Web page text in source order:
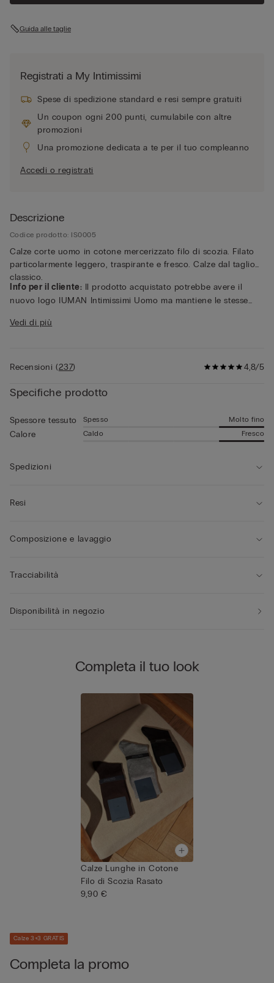
Guida alle taglie
Registrati a My Intimissimi
Spese di spedizione standard e resi sempre gratuiti
Un coupon ogni 200 punti, cumulabile con altre
promozioni
Una promozione dedicata a te per il tuo compleanno
Accedi o registrati
Descrizione
Codice prodotto: IS0005
Calze corte uomo in cotone mercerizzato filo di scozia. Filato
particolarmente leggero, traspirante e fresco. Calze dal taglio
classico.
Info per il cliente: Il prodotto acquistato potrebbe avere il
nuovo logo IUMAN Intimissimi Uomo ma mantiene le stesse
presentato in questa pagina.
Vedi di più
4,8/5
Recensioni(237)
Specifiche prodotto
Spessore tessuto Spesso Molto fino
Calore Caldo Fresco
Spedizioni
Resi
Composizione e lavaggio
Tracciabilità
Disponibilità in negozio
Completa il tuo look
Calze Lunghe in Cotone
Filo di Scozia Rasato
9,90 €
Calze 3+3 GRATIS
Completa la promo